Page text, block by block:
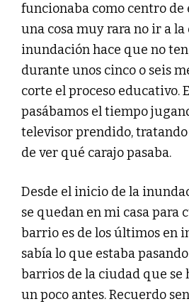
funcionaba como centro de
una cosa muy rara no ir a la
inundación hace que no
durante unos cinco o seis
corte el proceso educativo.
pasábamos el tiempo
televisor prendido,
de ver qué carajo pasaba.
Desde el inicio de la
se quedan en mi casa para
barrio es de los últimos en
sabía lo que estaba
barrios de la ciudad que se
un poco antes. Recuerdo